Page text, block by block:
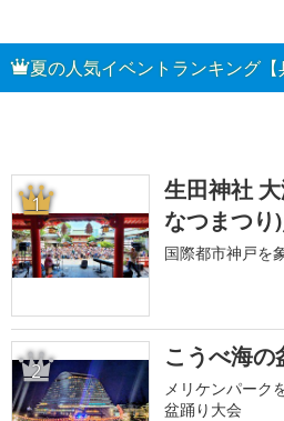
夏の人気イベントランキング【
1
生田神社
なつまつり
国際都市神戸を
2 こうべ海
メリケンパーク
盆踊り大会